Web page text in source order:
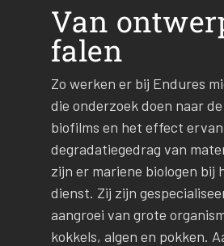
Van
falen
Zo werken er bij Endures
die onderzoek doen naar
biofilms en het effect
degradatiegedrag van
zijn er mariene biologen bij
dienst. Zij zijn
aangroei van grote
kokkels, algen en pokken.